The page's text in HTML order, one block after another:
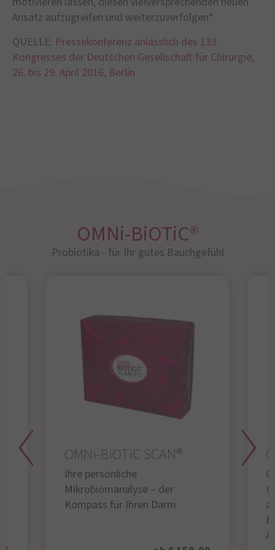
Ansatz aufzugreifen und weiterzuverfolgen“.
QUELLE: Pressekonferenz anlässlich des 133.
Kongresses der Deutschen Gesellschaft für Chirurgie,
26. bis 29. April 2016, Berlin
OMNi-BiOTiC®
Probiotika - für Ihr gutes Bauchgefühl​
OMNi-BiOTiC SCAN®
Ihre persönliche
Mikrobiomanalyse – der
Kompass für Ihren Darm